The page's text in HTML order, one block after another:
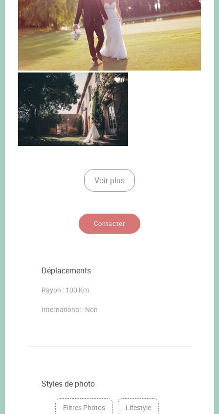
0
Voir plus
Contacter
Déplacements
Rayon : 100 Km
International : Non
Styles de photo
Filtres Photos Lifestyle